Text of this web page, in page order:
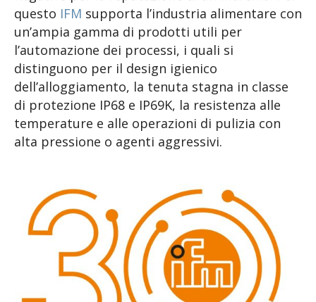
questo IFM supporta l’industria alimentare con
un’ampia gamma di prodotti utili per
l’automazione dei processi, i quali si
distinguono per il design igienico
dell’alloggiamento, la tenuta stagna in classe
di protezione IP68 e IP69K, la resistenza alle
temperature e alle operazioni di pulizia con
alta pressione o agenti aggressivi.